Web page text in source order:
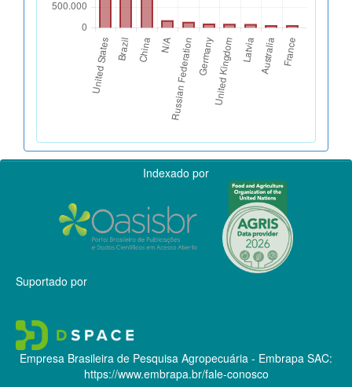
Indexado por
Suportado por
Empresa Brasileira de Pesquisa Agropecuária - Embrapa SAC:
https://www.embrapa.br/fale-conosco